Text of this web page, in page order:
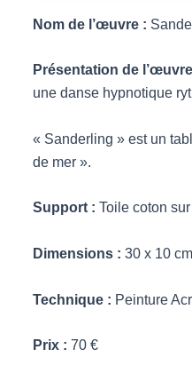
Nom de l’œuvre :
Présentation de
une danse hypnotique
« Sanderling » est un
de mer ».
Support : Toile coton
Dimensions : 30 x 10 cm
Technique : Peinture
Prix : 70 €